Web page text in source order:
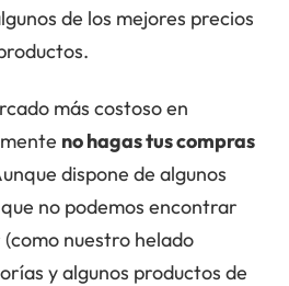
de los mejores precios
más costoso en
no hagas tus compras
dispone de algunos
no podemos encontrar
nuestro helado
y algunos productos de